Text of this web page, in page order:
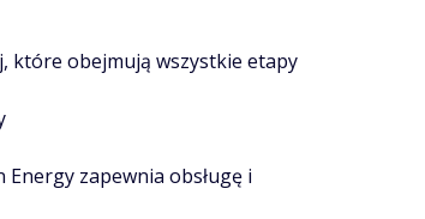
które obejmują wszystkie etapy
zapewnia obsługę i